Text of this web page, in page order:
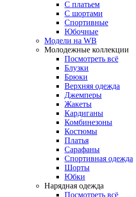
С платьем
С шортами
Спортивные
Юбочные
Модели на WB
Молодежные коллекции
Посмотреть всё
Блузки
Брюки
Верхняя одежда
Джемперы
Жакеты
Кардиганы
Комбинезоны
Костюмы
Платья
Сарафаны
Спортивная одежда
Шорты
Юбки
Нарядная одежда
Посмотреть всё